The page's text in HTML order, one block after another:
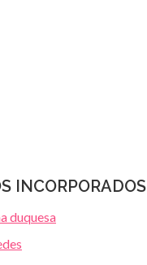
INCORPORADOS
duquesa